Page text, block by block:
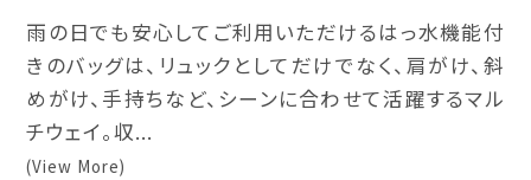
雨の日でも安心してご利用いただけるはっ水機能付
きのバッグは、リュックとしてだけでなく、肩がけ、斜
めがけ、手持ちなど、シーンに合わせて活躍するマル
チウェイ。収...
(View More)